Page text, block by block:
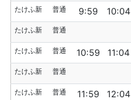
たけふ新 普通 9:59 10:04
たけふ新 普通
たけふ新 普通 10:59 11:04
たけふ新 普通
たけふ新 普通 11:59 12:04